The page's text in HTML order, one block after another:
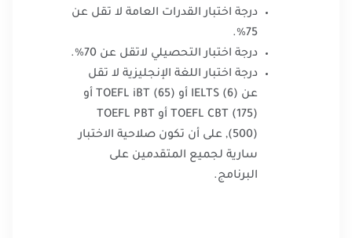
درجة اختبار القدرات العامة لا تقل عن
75%.
درجة اختبار التحصيلي لاتقل عن 70%.
درجة اختبار اللغة الإنجليزية لا تقل
عن (6) IELTS أو TOEFL iBT (65) أو
TOEFL CBT (175) أو TOEFL PBT
(500), على أن تكون صلاحية الاختبار
سارية لجميع المتقدمين على
البرنامج.